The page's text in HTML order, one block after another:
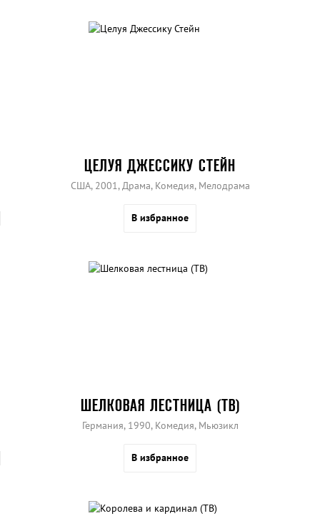
ЦЕЛУЯ ДЖЕССИКУ СТЕЙН
США, 2001, Драма, Комедия, Мелодрама
В избранное
ШЕЛКОВАЯ ЛЕСТНИЦА (ТВ)
Германия, 1990, Комедия, Мьюзикл
В избранное